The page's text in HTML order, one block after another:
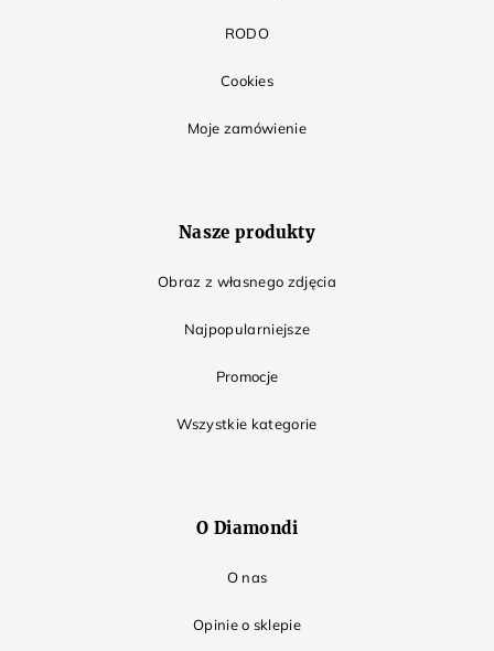
RODO
Cookies
Moje zamówienie
Nasze produkty
Obraz z własnego zdjęcia
Najpopularniejsze
Promocje
Wszystkie kategorie
O Diamondi
O nas
Opinie o sklepie